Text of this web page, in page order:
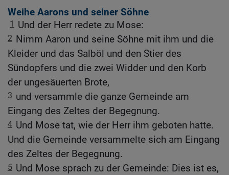
Weihe Aarons und seiner Söhne
1 Und der Herr redete zu Mose:
2 Nimm Aaron und seine Söhne mit ihm und die
Kleider und das Salböl und den Stier des
Sündopfers und die zwei Widder und den Korb
der ungesäuerten Brote,
3 und versammle die ganze Gemeinde am
Eingang des Zeltes der Begegnung.
4 Und Mose tat, wie der Herr ihm geboten hatte.
Und die Gemeinde versammelte sich am Eingang
des Zeltes der Begegnung.
5 Und Mose sprach zu der Gemeinde: Dies ist es,